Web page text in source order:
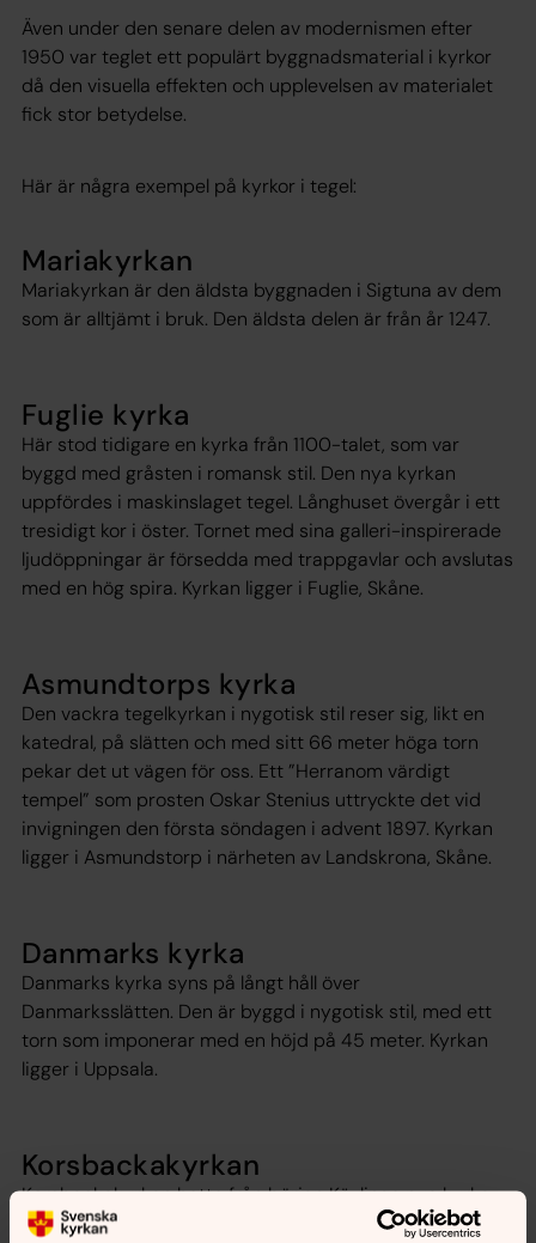
Även under den senare delen av modernismen efter
1950 var teglet ett populärt byggnadsmaterial i kyrkor
då den visuella effekten och upplevelsen av materialet
fick stor betydelse.
Här är några exempel på kyrkor i tegel:
Mariakyrkan
Mariakyrkan är den äldsta byggnaden i Sigtuna av dem
som är alltjämt i bruk. Den äldsta delen är från år 1247.
Fuglie kyrka
Här stod tidigare en kyrka från 1100-talet, som var
byggd med gråsten i romansk stil. Den nya kyrkan
uppfördes i maskinslaget tegel. Långhuset övergår i ett
tresidigt kor i öster. Tornet med sina galleri-inspirerade
ljudöppningar är försedda med trappgavlar och avslutas
med en hög spira. Kyrkan ligger i Fuglie, Skåne.
Asmundtorps kyrka
Den vackra tegelkyrkan i nygotisk stil reser sig, likt en
katedral, på slätten och med sitt 66 meter höga torn
pekar det ut vägen för oss. Ett ”Herranom värdigt
tempel” som prosten Oskar Stenius uttryckte det vid
invigningen den första söndagen i advent 1897. Kyrkan
ligger i Asmundstorp i närheten av Landskrona, Skåne.
Danmarks kyrka
Danmarks kyrka syns på långt håll över
Danmarksslätten. Den är byggd i nygotisk stil, med ett
torn som imponerar med en höjd på 45 meter. Kyrkan
ligger i Uppsala.
Korsbackakyrkan
Korsbackakyrkan hette från början Kävlinge nya kyrka.
Den är uppförd på en höjd cirka 250 meter norr om den